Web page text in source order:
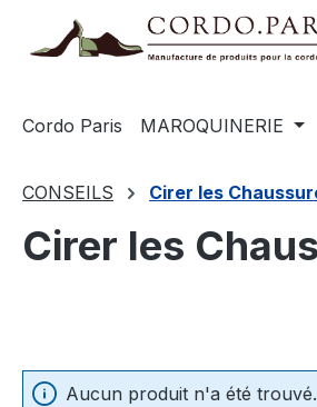
Passer à la navigation
Cordo Paris MAROQUINERIE
CONSEILS Cirer les
Cirer les
Aucun produit n'a été trouvé.